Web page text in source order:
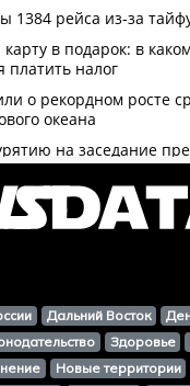
Дальний Восток
Здоровье
Новые территории